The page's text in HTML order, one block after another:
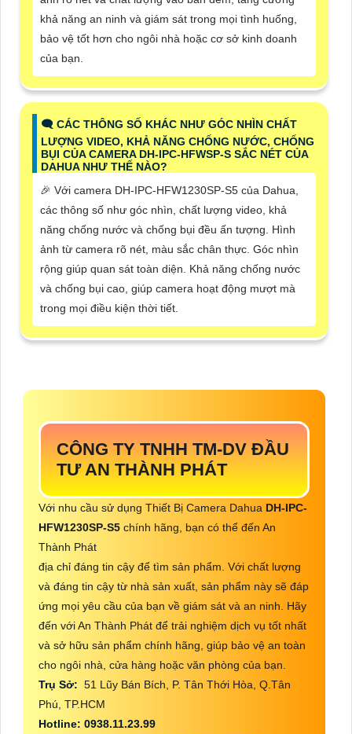
khả năng an ninh và giám sát trong mọi tình huống,
bảo vệ tốt hơn cho ngôi nhà hoặc cơ sở kinh doanh
của bạn.
🗨️ CÁC THÔNG SỐ KHÁC NHƯ GÓC NHÌN CHẤT
LƯỢNG VIDEO, KHẢ NĂNG CHỐNG NƯỚC, CHỐNG
BỤI CỦA CAMERA DH-IPC-HFWSP-S SẮC NÉT CỦA
DAHUA NHƯ THẾ NÀO?
️🎉 Với camera DH-IPC-HFW1230SP-S5 của Dahua,
các thông số như góc nhìn, chất lượng video, khả
năng chống nước và chống bụi đều ấn tượng. Hình
ảnh từ camera rõ nét, màu sắc chân thực. Góc nhìn
rộng giúp quan sát toàn diện. Khả năng chống nước
và chống bụi cao, giúp camera hoạt động mượt mà
trong mọi điều kiện thời tiết.
CÔNG TY TNHH TM-DV ĐẦU
TƯ AN THÀNH PHÁT
Với nhu cầu sử dụng Thiết Bị Camera Dahua DH-IPC-
HFW1230SP-S5 chính hãng, bạn có thể đến An
Thành Phát
địa chỉ đáng tin cậy để tìm sản phẩm. Với chất lượng
và đáng tin cậy từ nhà sản xuất, sản phẩm này sẽ đáp
ứng mọi yêu cầu của bạn về giám sát và an ninh. Hãy
đến với An Thành Phát để trải nghiệm dịch vụ tốt nhất
và sở hữu sản phẩm chính hãng, giúp bảo vệ an toàn
cho ngôi nhà, cửa hàng hoặc văn phòng của bạn.
Trụ Sở: 51 Lũy Bán Bích, P. Tân Thới Hòa, Q.Tân
Phú, TP.HCM
Hotline: 0938.11.23.99